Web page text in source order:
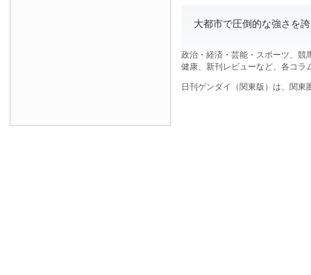
大都市で圧倒的な強さを
政治・経済・芸能・スポーツ、競
健康、新刊レビューなど、各コラ
日刊ゲンダイ（関東版）は、関